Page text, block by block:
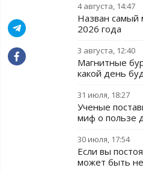
4 августа, 14:47
Назван
2026 года
3 августа, 12:40
Магнитные
какой день
31 июля, 18:27
Ученые
миф о пользе
30 июля, 17:54
Если вы
может быть